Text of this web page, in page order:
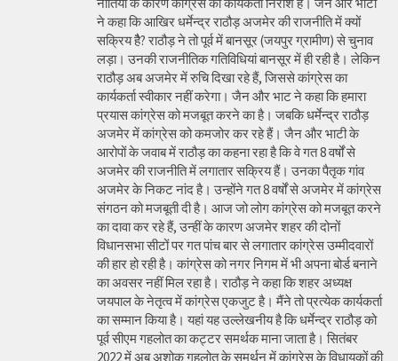
नीतियों के कारण कांग्रेस का कार्यकर्ता निराश है। जैन और भाटी
ने कहा कि आखिर धर्मेन्द्र राठौड़ अजमेर की राजनीति में क्यों
सक्रिय हैै? राठौड़ ने तो पूर्व में बानसूर (जयपुर ग्रामीण) से चुनाव
लड़ा। उनकी राजनीतिक गतिविधियां बानसूर में ही रही है। लेकिन
राठौड़ अब अजमेर में रुचि दिखा रहे हैं, जिससे कांग्रेस का
कार्यकर्ता स्वीकार नहीं करेगा। जैन और भाट ने कहा कि हमारा
प्रयास कांग्रेस को मजबूत करने का है। जबकि धर्मेन्द्र राठौड़
अजमेर में कांग्रेस को कमजोर कर रहे हैं। जैन और भाटी के
आरोपों के जवाब में राठौड़ का कहना रहा है कि वे गत 8 वर्षों से
अजमेर की राजनीति में लगातार सक्रिय हैं। उनका पैतृक गांव
अजमेर के निकट नांद है। उन्होंने गत 8 वर्षों से अजमेर में कांग्रेस
संगठन को मजबूती दी है। आज जो लोग कांग्रेस को मजबूत करने
का दावा कर रहे हैं, उन्हीं के कारण अजमेर शहर की दोनों
विधानसभा सीटों पर गत पांच बार से लगातार कांग्रेस उम्मीदवारों
की हार हो रही है। कांग्रेस को नगर निगम में भी अपना बोर्ड बनाने
का अवसर नहीं मिल रहा है। राठौड़ ने कहा कि शहर अध्यक्ष
जयपाल के नेतृत्व में कांग्रेस एकजुट है। मैंने तो प्रत्येक कार्यकर्ता
का सम्मान किया है। यहां यह उल्लेखनीय है कि धर्मेन्द्र राठौड़ को
पूर्व सीएम गहलोत का कट्टर समर्थक माना जाता है। सितंबर
2022 में अब अशोक गहलोत के समर्थन में कांग्रेस के विधायकों की